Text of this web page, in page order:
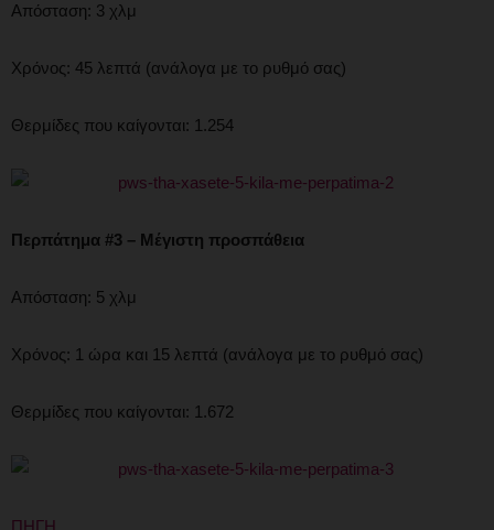
Απόσταση: 3 χλμ
Χρόνος: 45 λεπτά (ανάλογα με το ρυθμό σας)
Θερμίδες που καίγονται: 1.254
Περπάτημα #3 – Μέγιστη προσπάθεια
Απόσταση: 5 χλμ
Χρόνος: 1 ώρα και 15 λεπτά (ανάλογα με το ρυθμό σας)
Θερμίδες που καίγονται: 1.672